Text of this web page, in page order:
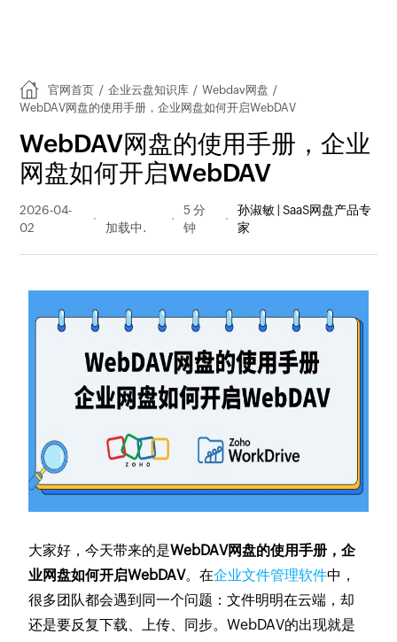
官网首页 / 企业云盘知识库 / Webdav网盘 /
WebDAV网盘的使用手册，企业网盘如何开启WebDAV
WebDAV网盘的使用手册，企业
网盘如何开启WebDAV
2026-04-
02
量
5 分
钟
孙淑敏 | SaaS网盘产品专
家
大家好，今天带来的是WebDAV网盘的使用手册，企
业网盘如何开启WebDAV。在企业文件管理软件中，
很多团队都会遇到同一个问题：文件明明在云端，却
还是要反复下载、上传、同步。WebDAV的出现就是